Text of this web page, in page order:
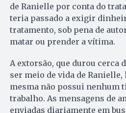
de Ranielle por conta do
teria passado a exigir
tratamento, sob pena de
matar ou prender a vítima.
A extorsão, que durou cerca
ser meio de vida de Ranielle,
mesma não possui nenhum
trabalho. As mensagens de
enviadas diariamente em